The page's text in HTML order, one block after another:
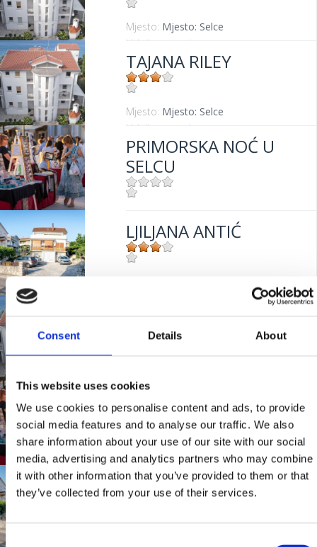
Consent Details About
This website uses cookies
We use cookies to personalise content and ads, to provide
social media features and to analyse our traffic. We also
share information about your use of our site with our social
media, advertising and analytics partners who may combine
it with other information that you’ve provided to them or that
they’ve collected from your use of their services.
Consent
Mjesto: Mjesto: Selce
Udaljenost od mora:
TAJANA RILEY
Mjesto: Mjesto: Selce
Udaljenost od mora:
PRIMORSKA NOĆ U
SELCU
LJILJANA ANTIĆ
200 m
Udaljenost od mora:
PRIMORSKA NOĆ -
TRADITIONAL NIGHT
Mjesto:Mjesto: Selce
LJILJANA ANTIĆ